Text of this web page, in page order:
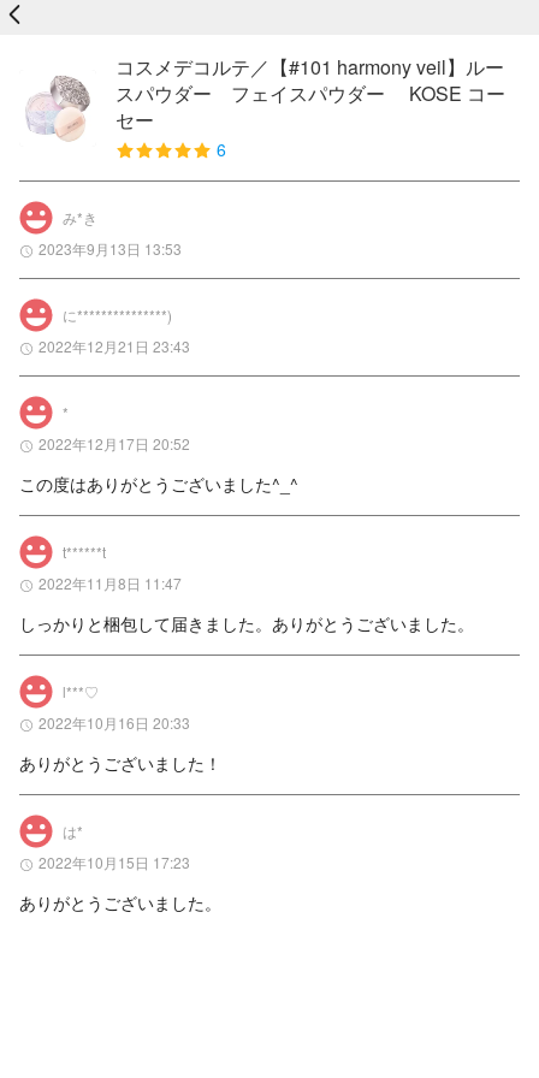
戻る
コスメデコルテ／【#101 harmony veil】ルー
スパウダー フェイスパウダー KOSE コー
セー
6
み*き
2023年9月13日 13:53
に***************)
2022年12月21日 23:43
*
2022年12月17日 20:52
この度はありがとうございました^_^
t******t
2022年11月8日 11:47
しっかりと梱包して届きました。ありがとうございました。
l***♡
2022年10月16日 20:33
ありがとうございました！
は*
2022年10月15日 17:23
ありがとうございました。